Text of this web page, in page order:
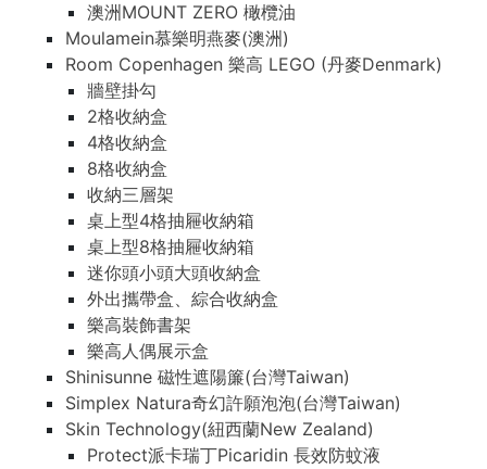
澳洲MOUNT ZERO 橄欖油
Moulamein慕樂明燕麥(澳洲)
Room Copenhagen 樂高 LEGO (丹麥Denmark)
牆壁掛勾
2格收納盒
4格收納盒
8格收納盒
收納三層架
桌上型4格抽屜收納箱
桌上型8格抽屜收納箱
迷你頭小頭大頭收納盒
外出攜帶盒、綜合收納盒
樂高裝飾書架
樂高人偶展示盒
Shinisunne 磁性遮陽簾(台灣Taiwan)
Simplex Natura奇幻許願泡泡(台灣Taiwan)
Skin Technology(紐西蘭New Zealand)
Protect派卡瑞丁Picaridin 長效防蚊液